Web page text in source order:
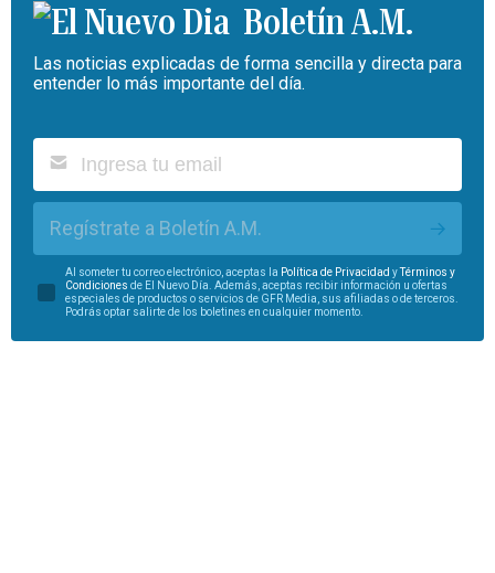
Boletín A.M.
Las noticias explicadas de forma sencilla y directa para
entender lo más importante del día.
Regístrate a Boletín A.M.
Al someter tu correo electrónico, aceptas la Política de Privacidad yTérminos y
Condiciones de El Nuevo Día. Además, aceptas recibir información u ofertas
especiales de productos o servicios de GFR Media, sus afiliadas o de terceros.
Podrás optar salirte de los boletines en cualquier momento.